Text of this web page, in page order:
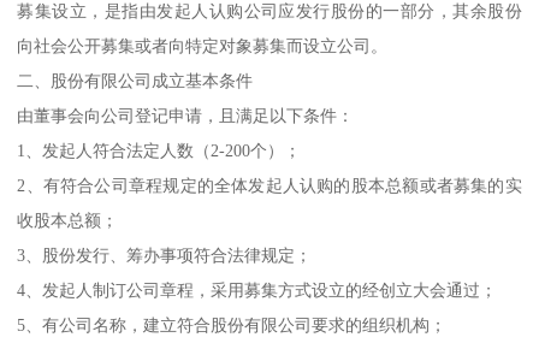
募集设立，是指由发起人认购公司应发行股份的一部分，其余股份
向社会公开募集或者向特定对象募集而设立公司。
二、股份有限公司成立基本条件
由董事会向公司登记申请，且满足以下条件：
1、发起人符合法定人数（2-200个）；
2、有符合公司章程规定的全体发起人认购的股本总额或者募集的实
收股本总额；
3、股份发行、筹办事项符合法律规定；
4、发起人制订公司章程，采用募集方式设立的经创立大会通过；
5、有公司名称，建立符合股份有限公司要求的组织机构；